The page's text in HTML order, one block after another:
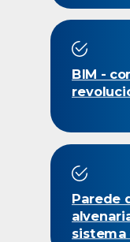
BIM -
Parede
sistema